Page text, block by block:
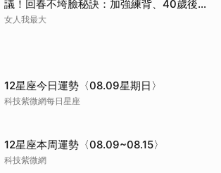
議！回春不垮臉秘訣：加強練背、40歲後飲
食是關鍵！
女人我最大
12星座今日運勢〈08.09星期日〉
科技紫微網每日星座
12星座本周運勢〈08.09~08.15〉
科技紫微網